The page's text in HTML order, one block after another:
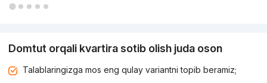
Domtut orqali kvartira sotib olish juda oson
Talablaringizga mos eng qulay variantni topib beramiz;